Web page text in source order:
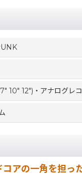
10" 12")・アナログレ
アの一角を担